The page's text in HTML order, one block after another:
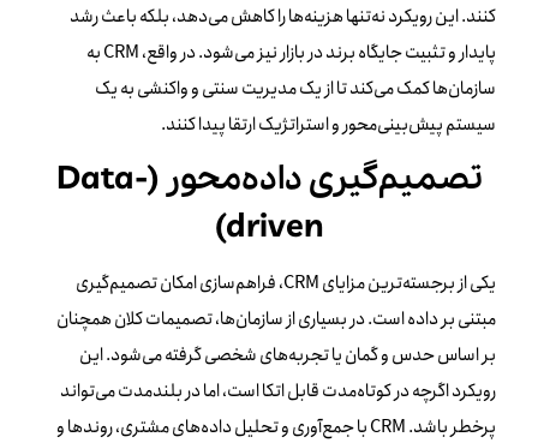
کنند. این رویکرد نه‌تنها هزینه‌ها را کاهش می‌دهد، بلکه باعث رشد
پایدار و تثبیت جایگاه برند در بازار نیز می‌شود. در واقع، CRM به
سازمان‌ها کمک می‌کند تا از یک مدیریت سنتی و واکنشی به یک
سیستم پیش‌بینی‌محور و استراتژیک ارتقا پیدا کنند.
تصمیم‌گیری داده‌محور (Data-
driven)
یکی از برجسته‌ترین مزایای CRM، فراهم‌سازی امکان تصمیم‌گیری
مبتنی بر داده است. در بسیاری از سازمان‌ها، تصمیمات کلان همچنان
بر اساس حدس و گمان یا تجربه‌های شخصی گرفته می‌شود. این
رویکرد اگرچه در کوتاه‌مدت قابل اتکا است، اما در بلندمدت می‌تواند
پرخطر باشد. CRM با جمع‌آوری و تحلیل داده‌های مشتری، روندها و